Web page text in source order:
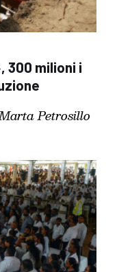
300 milioni i
Petrosillo